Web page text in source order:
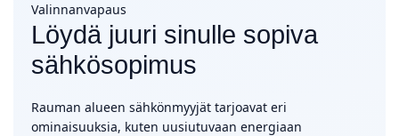
Valinnanvapaus
Löydä juuri sinulle sopiva
sähkösopimus
Rauman alueen sähkönmyyjät tarjoavat eri
ominaisuuksia, kuten uusiutuvaan energiaan